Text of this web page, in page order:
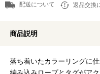
配送について 返品交換
商品説明
落ち着いたカラーリングに
編み込みロープとタグがア